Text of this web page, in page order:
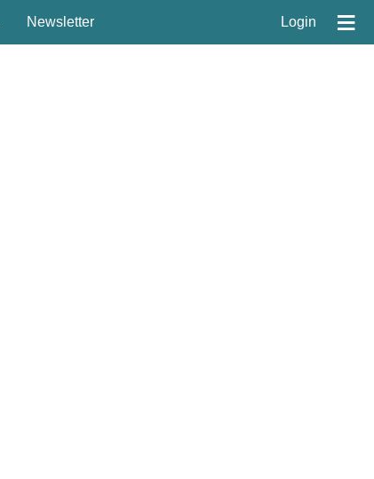
Newsletter Login ≡